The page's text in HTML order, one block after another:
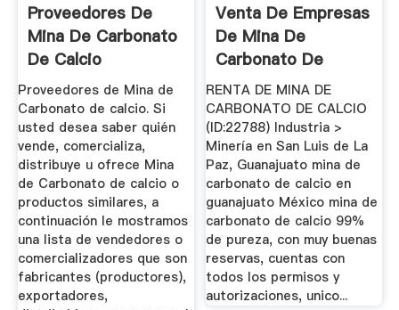
Proveedores De
Mina De Carbonato
De Calcio
Proveedores de Mina de
Carbonato de calcio. Si
usted desea saber quién
vende, comercializa,
distribuye u ofrece Mina
de Carbonato de calcio o
productos similares, a
continuación le mostramos
una lista de vendedores o
comercializadores que son
fabricantes (productores),
exportadores,
Venta De Empresas
De Mina De
Carbonato De
Calcio
RENTA DE MINA DE
CARBONATO DE CALCIO
(ID:22788) Industria >
Minería en San Luis de La
Paz, Guanajuato mina de
carbonato de calcio en
guanajuato México mina de
carbonato de calcio 99%
de pureza, con muy buenas
reservas, cuentas con
todos los permisos y
autorizaciones, unico...